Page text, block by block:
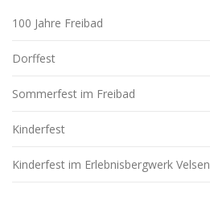
100 Jahre Freibad
Dorffest
Sommerfest im Freibad
Kinderfest
Kinderfest im Erlebnisbergwerk Velsen